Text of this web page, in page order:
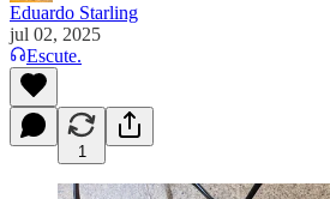
Eduardo Starling
jul 02, 2025
Escute.
1